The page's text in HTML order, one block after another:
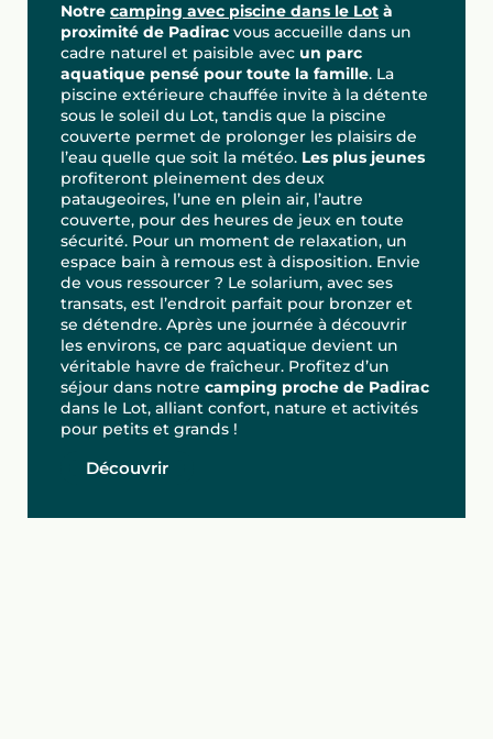
Notre camping avec piscine dans le Lot à
proximité de Padirac vous accueille dans un
cadre naturel et paisible avec un parc
aquatique pensé pour toute la famille. La
piscine extérieure chauffée invite à la détente
sous le soleil du Lot, tandis que la piscine
couverte permet de prolonger les plaisirs de
l’eau quelle que soit la météo. Les plus jeunes
profiteront pleinement des deux
pataugeoires, l’une en plein air, l’autre
couverte, pour des heures de jeux en toute
sécurité. Pour un moment de relaxation, un
espace bain à remous est à disposition. Envie
de vous ressourcer ? Le solarium, avec ses
transats, est l’endroit parfait pour bronzer et
se détendre. Après une journée à découvrir
les environs, ce parc aquatique devient un
véritable havre de fraîcheur. Profitez d’un
séjour dans notre camping proche de Padirac
dans le Lot, alliant confort, nature et activités
pour petits et grands !
Découvrir